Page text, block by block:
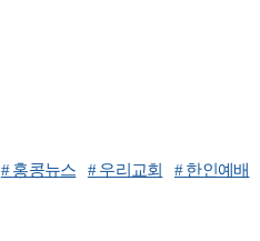
# 홍콩뉴스 # 우리교회 # 한인예배